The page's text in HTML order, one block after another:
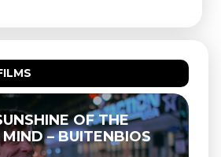
OF THE
– BUITENBIOS